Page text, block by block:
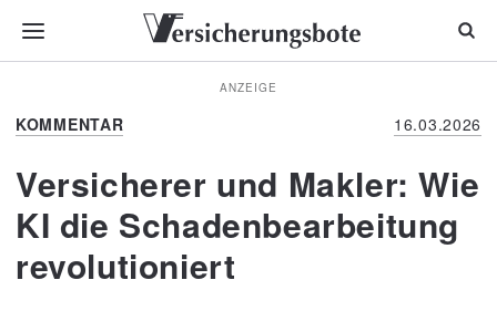
ANZEIGE
KOMMENTAR 16.03.2026
Versicherer und Makler: Wie
KI die Schadenbearbeitung
revolutioniert